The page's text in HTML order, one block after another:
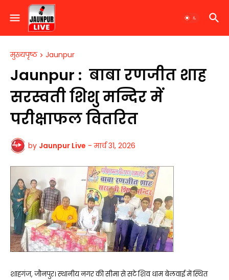
मुख्यपृष्ठ Jaunpur
Jaunpur : ​ ​बाबा रणजीत शाह
सरस्वती शिशु मन्दिर में
परीक्षाफल वितरित
by Jaunpur Live - मार्च 31, 2026
शाहगंज, जौनपुर। स्थानीय नगर की सीमा से सटे शिव धाम बेलवाई में स्थित